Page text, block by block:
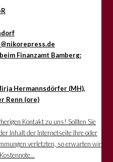
Finanzamt Bamberg:
Hermannsdörfer (MH),
Renn (ore)
Kontakt zu uns! Sollten Sie
Inhalt der Internetseite Ihre oder
verletzten, so erwarten wir